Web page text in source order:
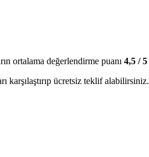
ortalama değerlendirme puanı 4,5 / 5
karşılaştırıp ücretsiz teklif alabilirsiniz.